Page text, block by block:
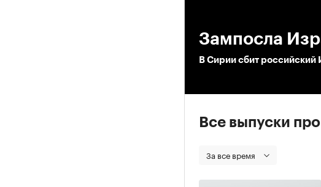
Зампосла
В Сирии сбит
Все выпуски
За все время